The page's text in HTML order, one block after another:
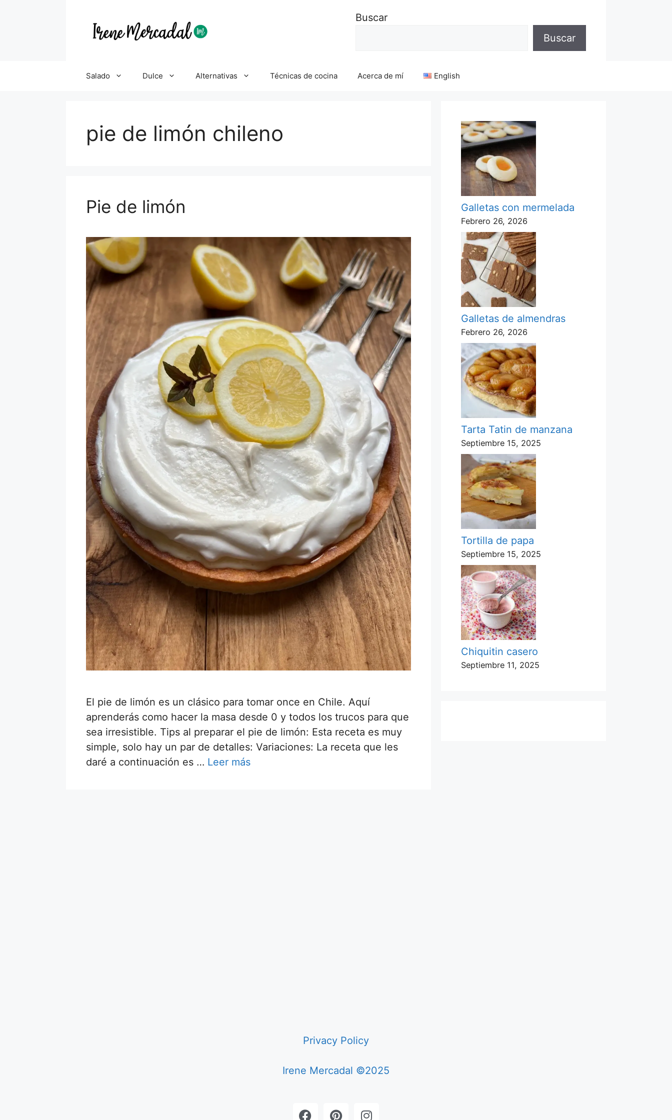
Buscar
Buscar
Salado Dulce Alternativas Técnicas de cocina Acerca de mí English
pie de limón chileno
Pie de limón
El pie de limón es un clásico para tomar once en Chile. Aquí
aprenderás como hacer la masa desde 0 y todos los trucos para que
sea irresistible. Tips al preparar el pie de limón: Esta receta es muy
simple, solo hay un par de detalles: Variaciones: La receta que les
daré a continuación es … Leer más
Galletas con mermelada
Febrero 26, 2026
Galletas de almendras
Febrero 26, 2026
Tarta Tatin de manzana
Septiembre 15, 2025
Tortilla de papa
Septiembre 15, 2025
Chiquitin casero
Septiembre 11, 2025
Privacy Policy
Irene Mercadal ©2025